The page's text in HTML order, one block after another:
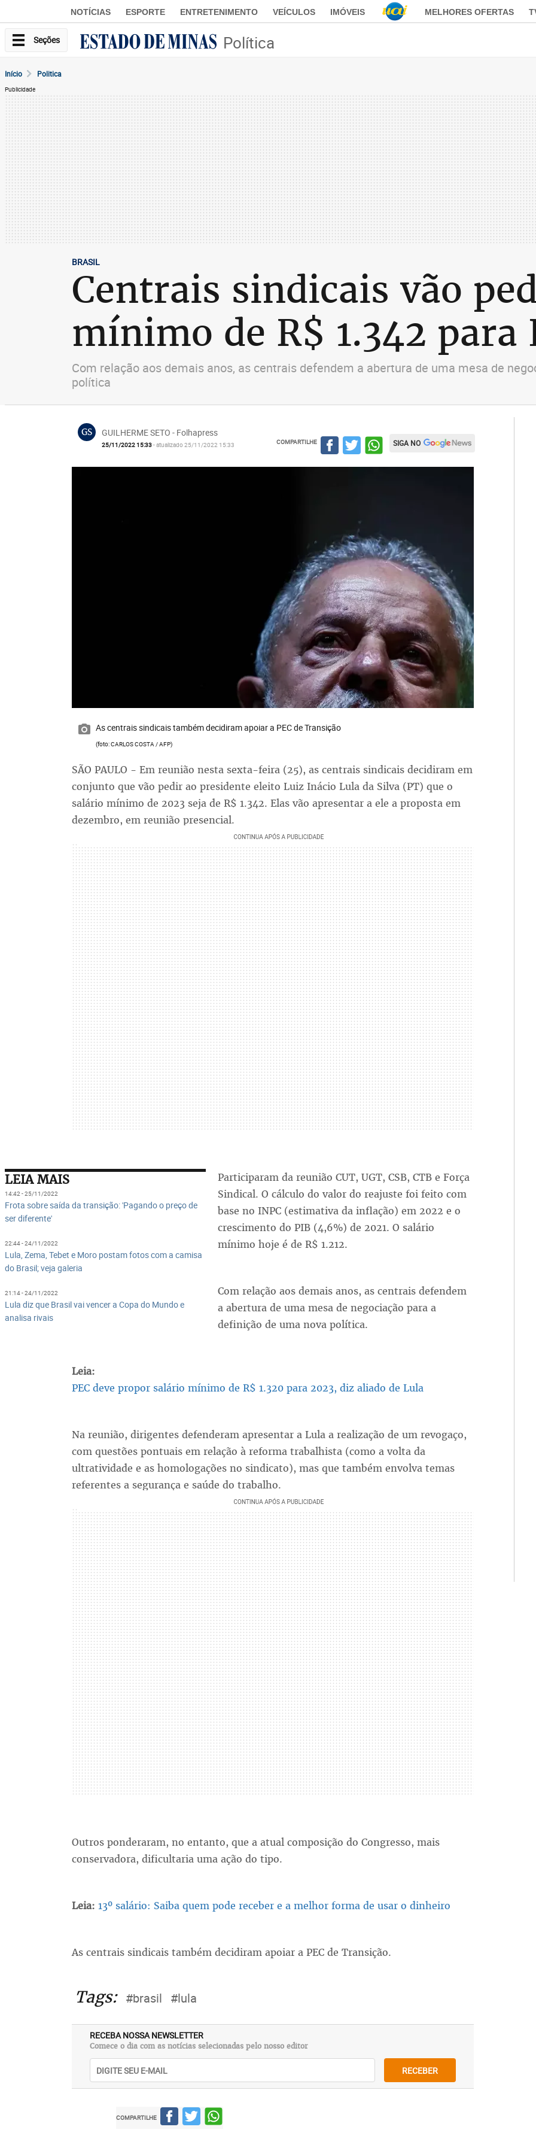
NOTÍCIAS ESPORTE ENTRETENIMENTO VEÍCULOS IMÓVEIS MELHORES OFERTAS
Seções Política
Início Politica
Publicidade
BRASIL
Centrais sindicais vão
mínimo de R$ 1.342 para
Com relação aos demais anos, as centrais defendem a abertura de uma mesa de
política
GS GUILHERME SETO - Folhapress
25/11/2022 15:33- atualizado 25/11/2022 15:33 COMPARTILHE SIGA NO
As centrais sindicais também decidiram apoiar a PEC de Transição
(foto: CARLOS COSTA / AFP)
SÃO PAULO - Em reunião nesta sexta-feira (25), as centrais sindicais decidiram em
conjunto que vão pedir ao presidente eleito Luiz Inácio Lula da Silva (PT) que o
salário mínimo de 2023 seja de R$ 1.342. Elas vão apresentar a ele a proposta em
dezembro, em reunião presencial.
LEIA MAIS
14:42 - 25/11/2022
Frota sobre saída da transição: 'Pagando o preço de
ser diferente'
22:44 - 24/11/2022
Lula, Zema, Tebet e Moro postam fotos com a camisa
do Brasil; veja galeria
21:14 - 24/11/2022
Lula diz que Brasil vai vencer a Copa do Mundo e
analisa rivais
Participaram da reunião CUT, UGT, CSB, CTB e Força
Sindical. O cálculo do valor do reajuste foi feito com
base no INPC (estimativa da inflação) em 2022 e o
crescimento do PIB (4,6%) de 2021. O salário
mínimo hoje é de R$ 1.212.
Com relação aos demais anos, as centrais defendem
a abertura de uma mesa de negociação para a
definição de uma nova política.
Leia:
PEC deve propor salário mínimo de R$ 1.320 para 2023, diz aliado de Lula
Na reunião, dirigentes defenderam apresentar a Lula a realização de um revogaço,
com questões pontuais em relação à reforma trabalhista (como a volta da
ultratividade e as homologações no sindicato), mas que também envolva temas
referentes a segurança e saúde do trabalho.
Outros ponderaram, no entanto, que a atual composição do Congresso, mais
conservadora, dificultaria uma ação do tipo.
Leia: 13º salário: Saiba quem pode receber e a melhor forma de usar o dinheiro
As centrais sindicais também decidiram apoiar a PEC de Transição.
Tags: #brasil #lula
RECEBA NOSSA NEWSLETTER
Comece o dia com as notícias selecionadas pelo nosso editor
RECEBER
COMPARTILHE